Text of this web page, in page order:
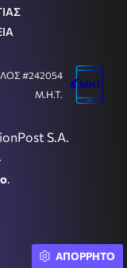
S.A.
.
#242054
Μ.Η.Τ.
ΑΠΟΡΡΗΤΟ